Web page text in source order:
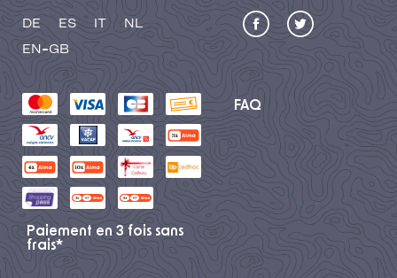
DE ES IT
NL
EN-GB
FAQ
Paiement en 3 fois sans
frais*